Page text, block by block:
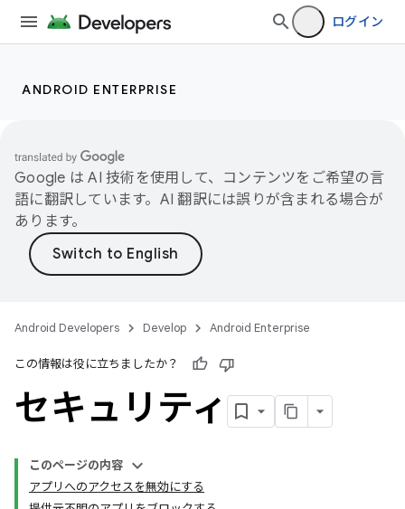
ログイン
ANDROID ENTERPRISE
Google は AI 技術を使用して、コンテンツをご希望の言
語に翻訳しています。AI 翻訳には誤りが含まれる場合が
あります。
Android Developers Develop Android Enterprise
この情報は役に立ちましたか？
セキュリティ
このページの内容
アプリへのアクセスを無効にする